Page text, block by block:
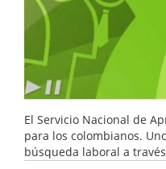
El Servicio Nacional de
para los colombianos.
búsqueda laboral a